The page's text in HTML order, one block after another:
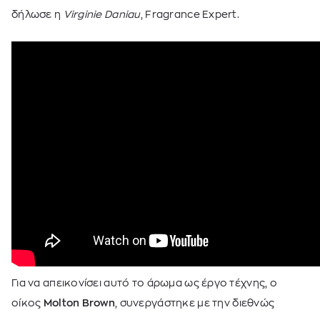
δήλωσε η Virginie Daniau, Fragrance Expert.
Για να απεικονίσει αυτό το άρωμα ως έργο τέχνης, ο
οίκος Molton Brown , συνεργάστηκε με την διεθνώς